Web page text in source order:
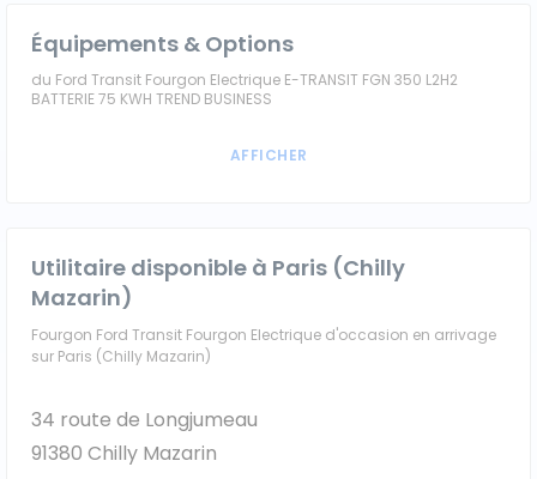
Équipements & Options
du Ford Transit Fourgon Electrique E-TRANSIT FGN 350 L2H2
BATTERIE 75 KWH TREND BUSINESS
Utilitaire disponible à Paris (Chilly
Mazarin)
Fourgon Ford Transit Fourgon Electrique d'occasion en arrivage
sur Paris (Chilly Mazarin)
34 route de Longjumeau
91380 Chilly Mazarin